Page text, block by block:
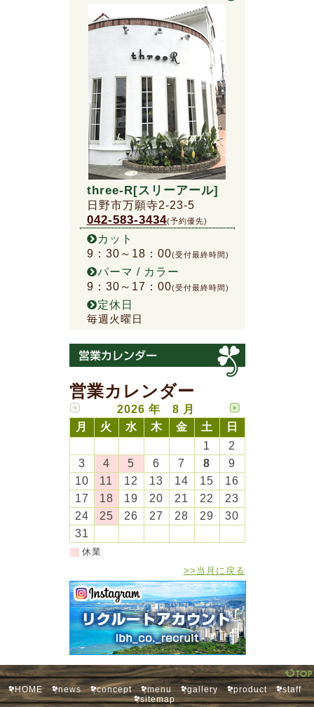
three-R[スリーアール]
日野市万願寺2-23-5
042-583-3434(予約優先)
カット
9：30～18：00(受付最終時間)
パーマ / カラー
9：30～17：00(受付最終時間)
定休日
毎週火曜日
営業カレンダー
2026 年 8 月
月
火 水 木 金 土
日
1
2
3
4 5 6 7 8
9
10
11 12 13 14 15
16
17
18 19 20 21 22
23
24
25 26 27 28 29
30
31
休業
>>当月に戻る
HOME news concept menu gallery product
staff
sitemap